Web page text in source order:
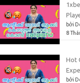
bởi
8
Hot
bởi